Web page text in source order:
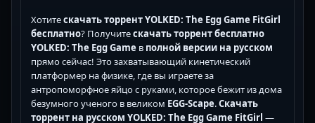
Хотитескачать торрент YOLKED: The Egg Game FitGirl
бесплатно? Получитескачать торрент бесплатно
YOLKED: The Egg Game в полной версии на русском
прямо сейчас! Это захватывающий кинетический
платформер на физике, где вы играете за
антропоморфное яйцо с руками, которое бежит из дома
безумного ученого в великом EGG-Scape.Скачать
торрент на русском YOLKED: The Egg Game FitGirl —